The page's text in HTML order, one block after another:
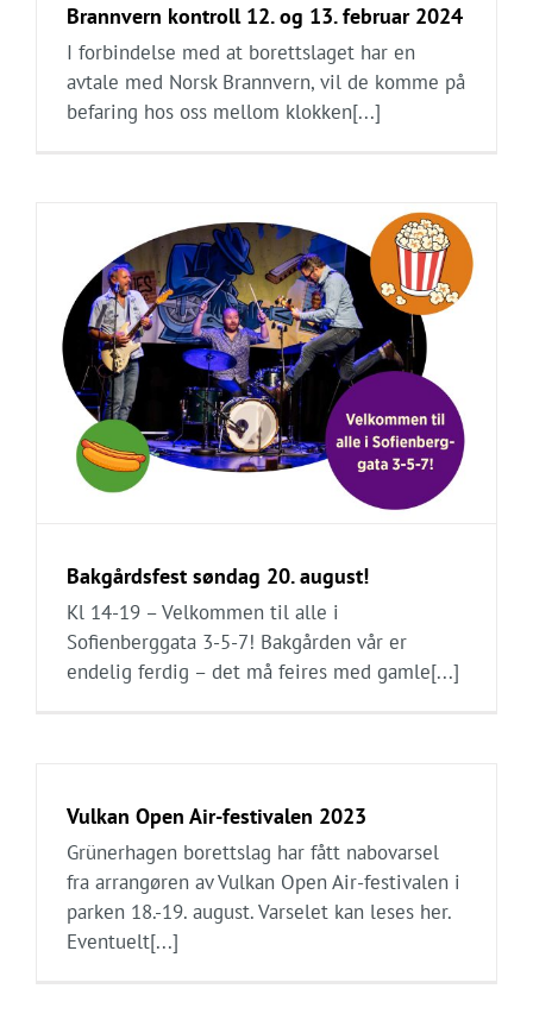
Brannvern kontroll 12. og 13. februar 2024
I forbindelse med at borettslaget har en
avtale med Norsk Brannvern, vil de komme på
befaring hos oss mellom klokken[...]
Bakgårdsfest søndag 20. august!
Kl 14-19 – Velkommen til alle i
Sofienberggata 3-5-7! Bakgården vår er
endelig ferdig – det må feires med gamle[...]
Vulkan Open Air-festivalen 2023
Grünerhagen borettslag har fått nabovarsel
fra arrangøren av Vulkan Open Air-festivalen i
parken 18.-19. august. Varselet kan leses her.
Eventuelt[...]